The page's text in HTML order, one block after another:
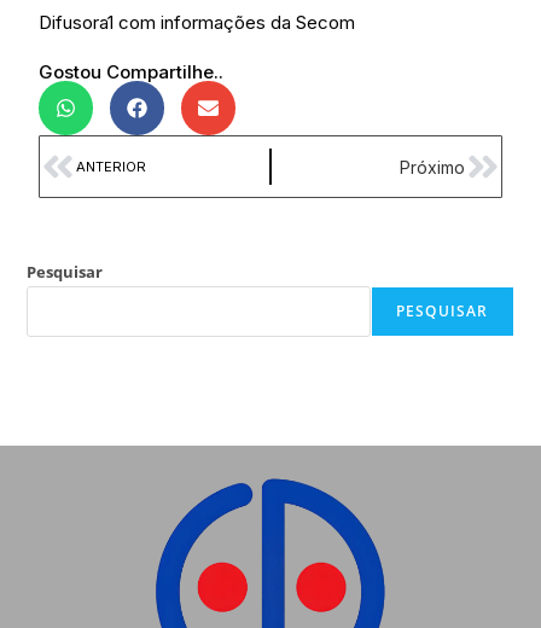
Difusora1 com informações da Secom
Gostou Compartilhe..
ANTERIOR Próximo
Pesquisar
PESQUISAR